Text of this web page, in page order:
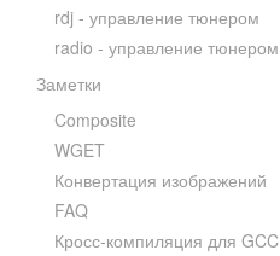
rdj - управление тюнером
radio - управление тюнером
Заметки
Composite
WGET
Конвертация изображений
FAQ
Кросс-компиляция для GCC